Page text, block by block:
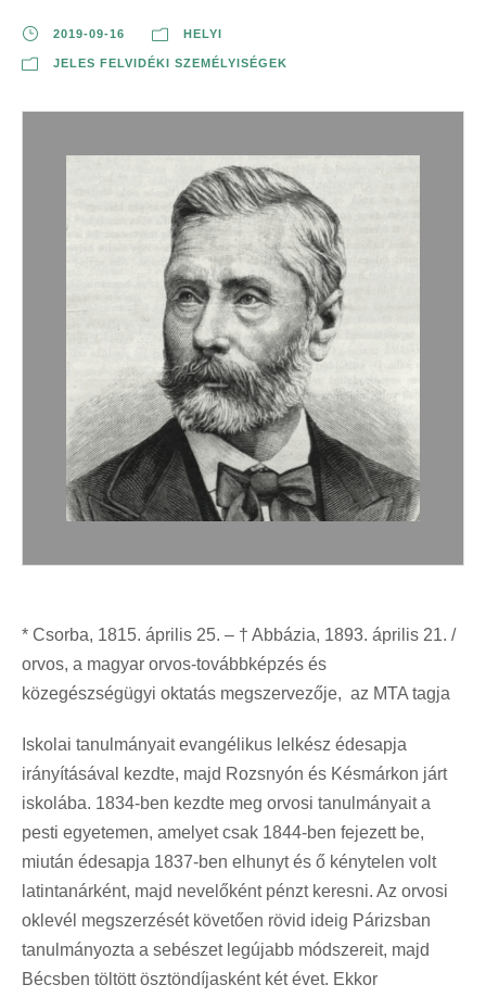
2019-09-16 HELYI
JELES FELVIDÉKI SZEMÉLYISÉGEK
* Csorba, 1815. április 25. – † Abbázia, 1893. április 21. /
orvos, a magyar orvos-továbbképzés és
közegészségügyi oktatás megszervezője, az MTA tagja
Iskolai tanulmányait evangélikus lelkész édesapja
irányításával kezdte, majd Rozsnyón és Késmárkon járt
iskolába. 1834-ben kezdte meg orvosi tanulmányait a
pesti egyetemen, amelyet csak 1844-ben fejezett be,
miután édesapja 1837-ben elhunyt és ő kénytelen volt
latintanárként, majd nevelőként pénzt keresni. Az orvosi
oklevél megszerzését követően rövid ideig Párizsban
tanulmányozta a sebészet legújabb módszereit, majd
Bécsben töltött ösztöndíjasként két évet. Ekkor